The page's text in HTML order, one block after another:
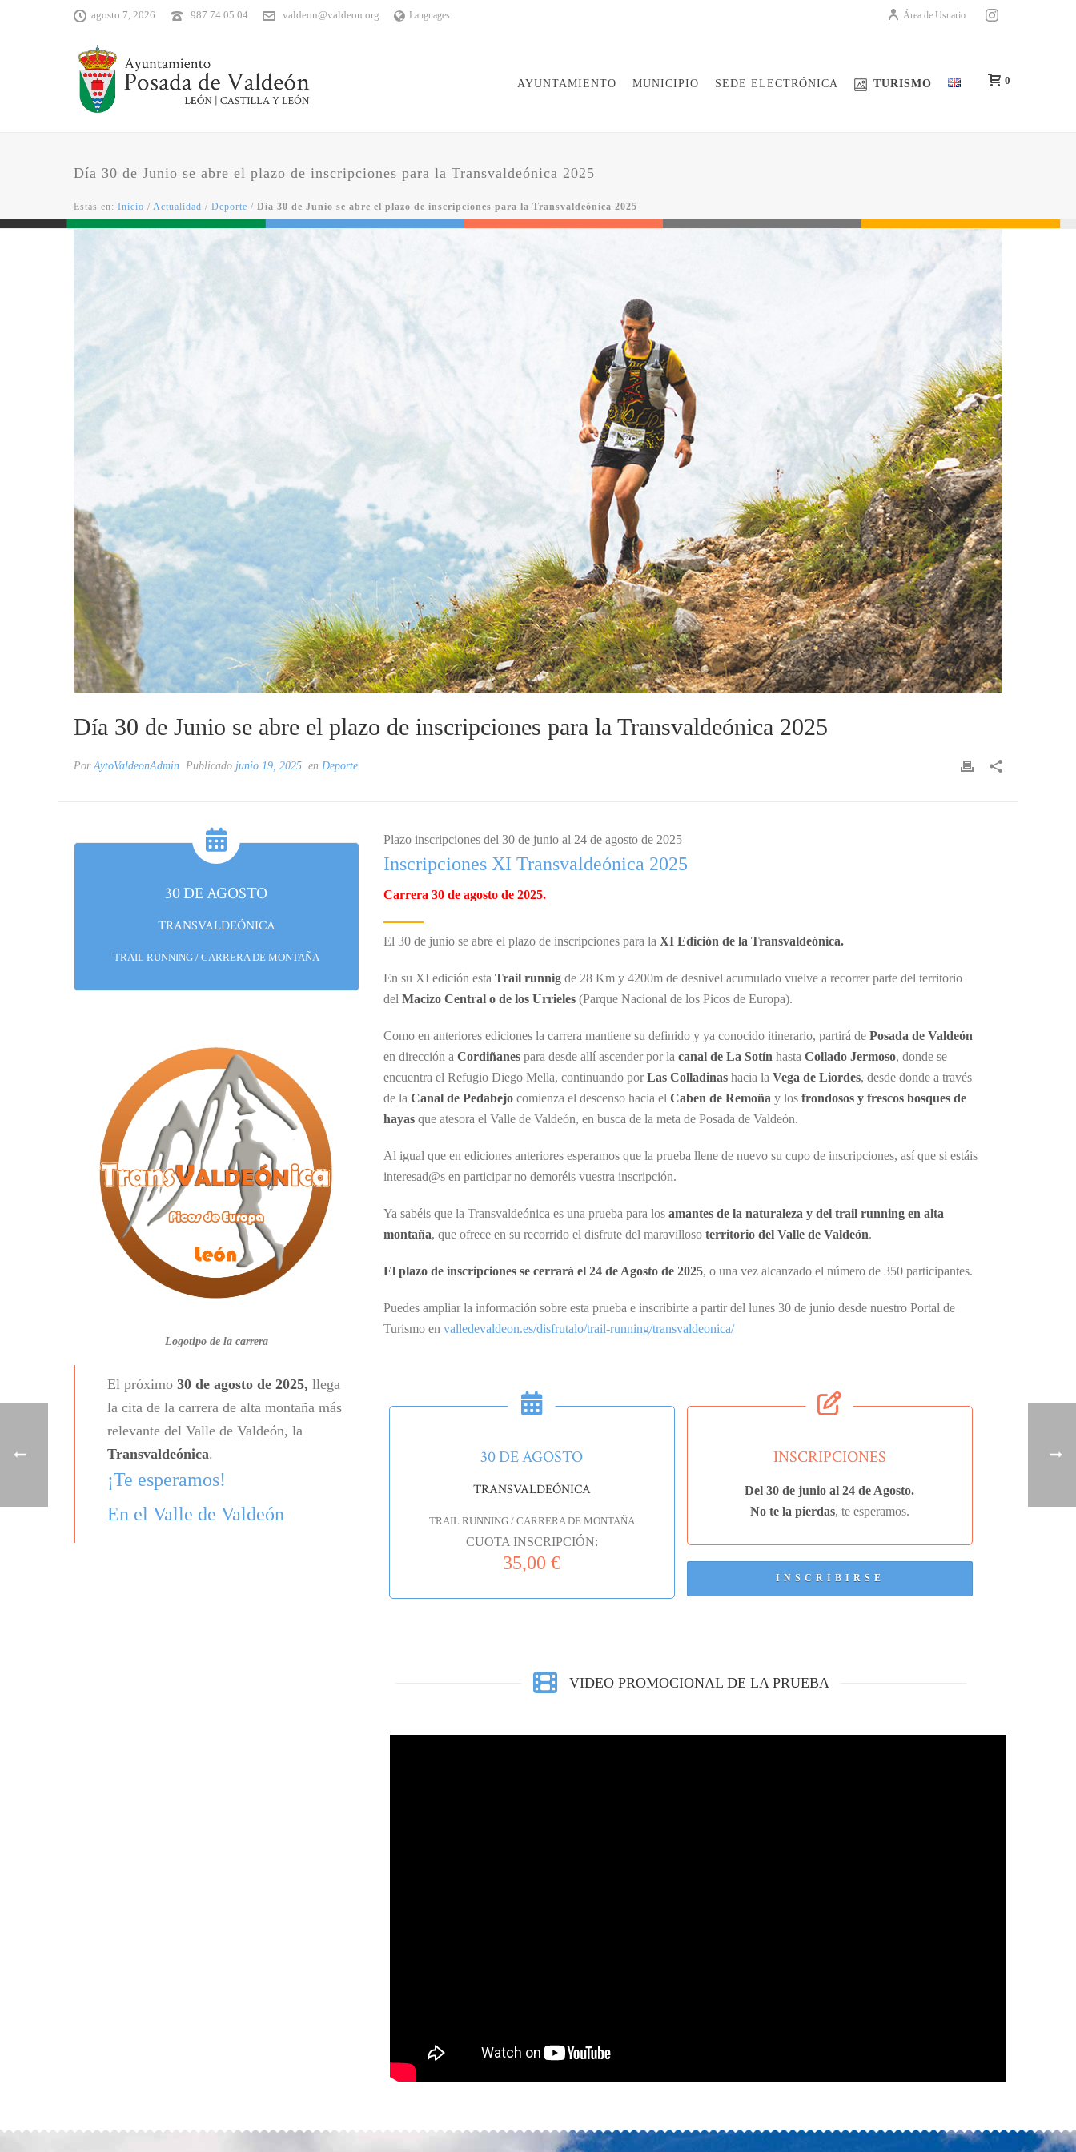
agosto 7, 2026 987 74 05 04 valdeon@valdeon.org Languages Área de Usuario
AYUNTAMIENTO MUNICIPIO SEDE ELECTRÓNICA TURISMO 0
Día 30 de Junio se abre el plazo de inscripciones para la Transvaldeónica 2025
Estás en: Inicio / Actualidad / Deporte / Día 30 de Junio se abre el plazo de inscripciones para la Transvaldeónica 2025
Día 30 de Junio se abre el plazo de inscripciones para la Transvaldeónica 2025
PorAytoValdeonAdmin Publicado junio 19, 2025 en Deporte
30 DE AGOSTO
TRANSVALDEÓNICA
TRAIL RUNNING / CARRERA DE MONTAÑA
Logotipo de la carrera
El próximo 30 de agosto de 2025, llega
la cita de la carrera de alta montaña más
relevante del Valle de Valdeón, la
Transvaldeónica.
¡Te esperamos!
En el Valle de Valdeón
Plazo inscripciones del 30 de junio al 24 de agosto de 2025
Inscripciones XI Transvaldeónica 2025
Carrera 30 de agosto de 2025.
El 30 de junio se abre el plazo de inscripciones para la XI Edición de la Transvaldeónica.
En su XI edición esta Trail runnigde 28 Km y 4200m de desnivel acumulado vuelve a recorrer parte del territorio
del Macizo Central o de los Urrieles(Parque Nacional de los Picos de Europa).
Como en anteriores ediciones la carrera mantiene su definido y ya conocido itinerario, partirá de Posada de Valdeón
en dirección a Cordiñanespara desde allí ascender por la canal de La Sotín hasta Collado Jermoso, donde se
encuentra el Refugio Diego Mella, continuando porLas Colladinashacia la Vega de Liordes, desde donde a través
de la Canal de Pedabejocomienza el descenso hacia el Caben de Remoña y los frondosos y frescos bosques de
hayasque atesora el Valle de Valdeón, en busca de la meta de Posada de Valdeón.
Al igual que en ediciones anteriores esperamos que la prueba llene de nuevo su cupo de inscripciones, así que si estáis
interesad@s en participar no demoréis vuestra inscripción.
Ya sabéis que la Transvaldeónica es una prueba para los amantes de la naturaleza y del trail running en alta
montaña, que ofrece en su recorrido el disfrute del maravillosoterritorio del Valle de Valdeón.
El plazo de inscripciones se cerrará el 24 de Agosto de 2025, o una vez alcanzado el número de 350 participantes.
Puedes ampliar la información sobre esta prueba e inscribirte a partir del lunes 30 de junio desde nuestro Portal de
Turismo en valledevaldeon.es/disfrutalo/trail-running/transvaldeonica/
30 DE AGOSTO
TRANSVALDEÓNICA
TRAIL RUNNING / CARRERA DE MONTAÑA
CUOTA INSCRIPCIÓN:
35,00 €
INSCRIPCIONES
Del 30 de junio al 24 de Agosto.
No te la pierdas, te esperamos.
INSCRIBIRSE
VIDEO PROMOCIONAL DE LA PRUEBA